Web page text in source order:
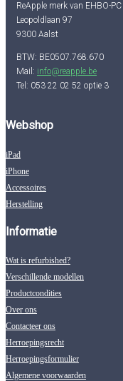
ReApple merk van EHBO-
Leopoldlaan 97
9300 Aalst
BTW: BE0507.768.670
Mail: info@reapple.be
Tel: 053 22 02 52 optie 3
Webshop
iPad
iPhone
Accessoires
Herstelling
Informatie
Wat is refurbished?
Verschillende modellen
Productcondities
Over ons
Contacteer ons
Herroepingsrecht
Herroepingsformulier
Algemene voorwaarden